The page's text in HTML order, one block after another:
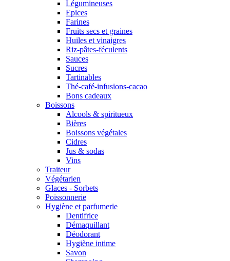
Légumineuses
Epices
Farines
Fruits secs et graines
Huiles et vinaigres
Riz-pâtes-féculents
Sauces
Sucres
Tartinables
Thé-café-infusions-cacao
Bons cadeaux
Boissons
Alcools & spiritueux
Bières
Boissons végétales
Cidres
Jus & sodas
Vins
Traiteur
Végétarien
Glaces - Sorbets
Poissonnerie
Hygiène et parfumerie
Dentifrice
Démaquillant
Déodorant
Hygiène intime
Savon